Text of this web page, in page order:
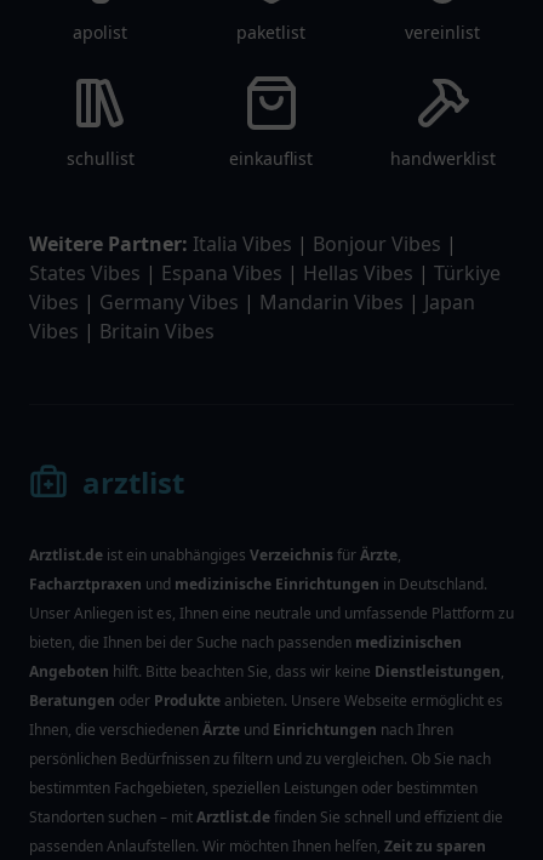
apolist paketlist vereinlist
schullist einkauflist handwerklist
Weitere Partner: Italia Vibes | Bonjour Vibes |
States Vibes | Espana Vibes | Hellas Vibes | Türkiye
Vibes | Germany Vibes | Mandarin Vibes | Japan
Vibes | Britain Vibes
arztlist
Arztlist.de ist ein unabhängiges VerzeichnisfürÄrzte,
Facharztpraxen und medizinische Einrichtungen in Deutschland.
Unser Anliegen ist es, Ihnen eine neutrale und umfassende Plattform zu
bieten, die Ihnen bei der Suche nach passenden medizinischen
Angeboten hilft. Bitte beachten Sie, dass wir keine Dienstleistungen,
Beratungen oder Produkte anbieten. Unsere Webseite ermöglicht es
Ihnen, die verschiedenenÄrzte und Einrichtungen nach Ihren
persönlichen Bedürfnissen zu filtern und zu vergleichen. Ob Sie nach
bestimmten Fachgebieten, speziellen Leistungen oder bestimmten
Standorten suchen – mitArztlist.definden Sie schnell und effizient die
passenden Anlaufstellen. Wir möchten Ihnen helfen, Zeit zu sparen